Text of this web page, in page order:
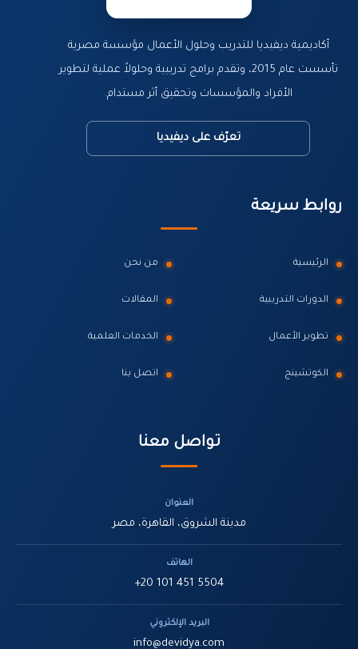
أكاديمية ديفيديا للتدريب وحلول الأعمال مؤسسة مصرية
تأسست عام 2015، وتقدم برامج تدريبية وحلولاً عملية لتطوير
الأفراد والمؤسسات وتحقيق أثر مستدام.
تعرّف على ديفيديا
روابط سريعة
الرئيسية من نحن
الدورات التدريبية المقالات
تطوير الأعمال الخدمات العلمية
الكوتشينج اتصل بنا
تواصل معنا
العنوان
مدينة الشروق، القاهرة، مصر
الهاتف
+20 101 451 5504
البريد الإلكتروني
info@devidya.com